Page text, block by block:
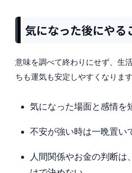
気になった後にやる
意味を調べて終わりにせず、生
ちも運気も安定しやすくなります
気になった場面と感情を
不安が強い時は一晩置い
人間関係やお金の判断は